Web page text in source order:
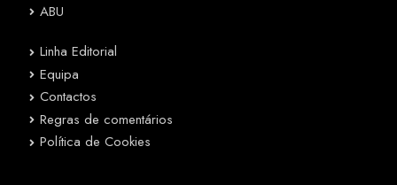
ABU
Linha Editorial
Equipa
Contactos
Regras de comentários
Política de Cookies